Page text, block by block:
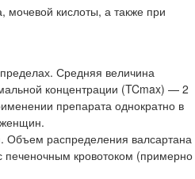
мочевой кислоты, а также при
Средняя величина
концентрации (TCmax) — 2
препарата однократно в
женщин.
Объем распределения валсартана
печеночным кровотоком (примерно